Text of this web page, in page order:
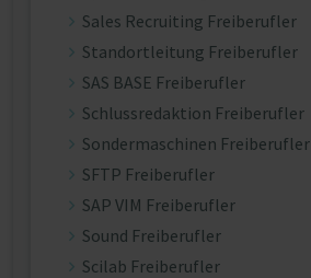
Sales Recruiting Freiberufler
Standortleitung Freiberufler
SAS BASE Freiberufler
Schlussredaktion Freiberufler
Sondermaschinen Freiberufler
SFTP Freiberufler
SAP VIM Freiberufler
Sound Freiberufler
Scilab Freiberufler